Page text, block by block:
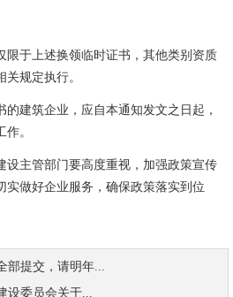
限于上述换领临时证书，其他类别资质
规定执行。
的建筑企业，应自本通知发文之日起，
。
设主管部门要高度重视，加强政策宣传
实做好企业服务，确保政策落实到位
部提交，请明年...
设委员会关于...